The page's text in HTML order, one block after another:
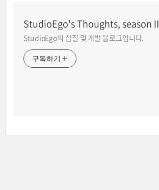
StudioEgo's Thoughts, seasonⅡ
StudioEgo의 삽질 및 개발 블로그입니다.
구독하기